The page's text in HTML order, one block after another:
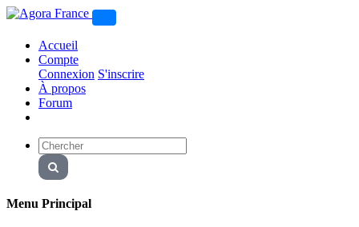
Accueil
Compte
Connexion S'inscrire
À propos
Forum
Menu Principal